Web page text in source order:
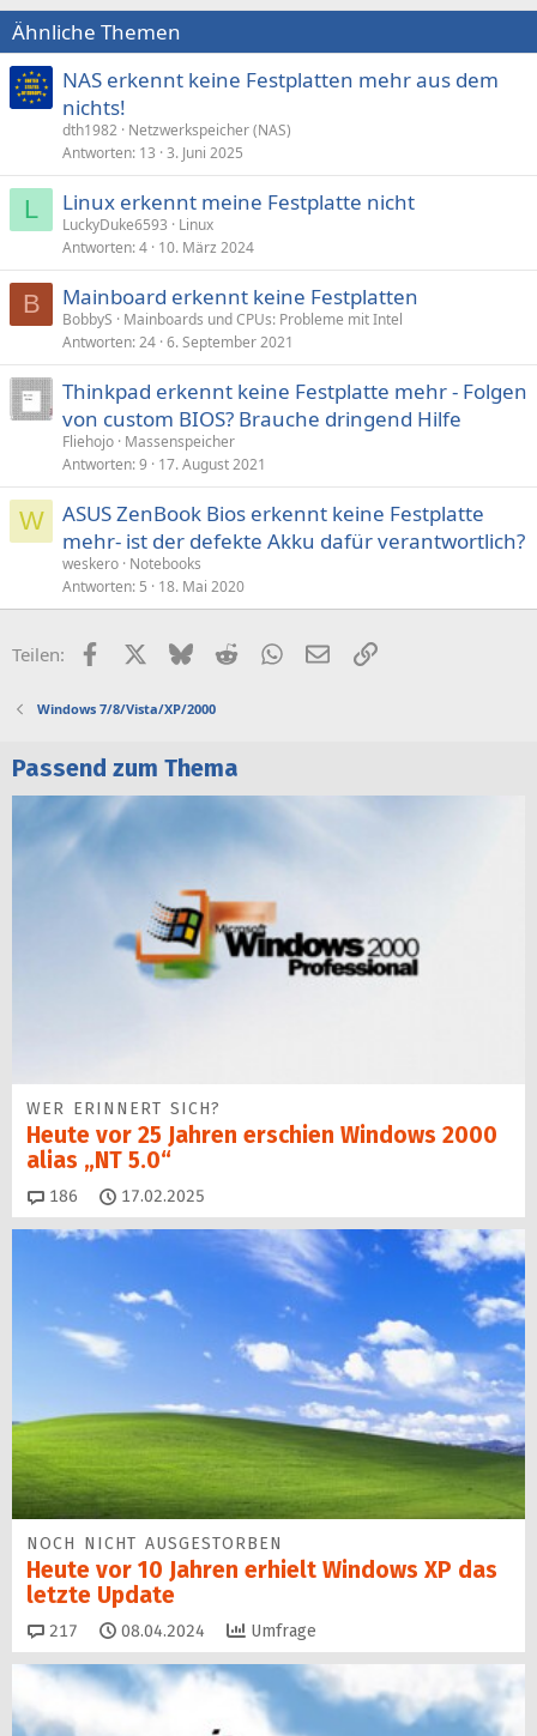
Ähnliche Themen
NAS erkennt keine Festplatten mehr aus dem
nichts!
dth1982 Netzwerkspeicher (NAS)
Antworten 13 3. Juni 2025
L Linux erkennt meine Festplatte nicht
LuckyDuke6593
Linux
Antworten 4 10. März 2024
B Mainboard erkennt keine Festplatten
BobbyS
Mainboards und CPUs: Probleme mit Intel
Antworten 24 6. September 2021
Thinkpad erkennt keine Festplatte mehr - Folgen
von custom BIOS? Brauche dringend Hilfe
Fliehojo Massenspeicher
Antworten 9 17. August 2021
W
ASUS ZenBook Bios erkennt keine Festplatte
mehr- ist der defekte Akku dafür verantwortlich?
weskero Notebooks
Antworten 5 18. Mai 2020
Teilen: FacebookX (Twitter)
BlueskyRedditWhatsApp
E-MailLink
Windows 7/8/Vista/XP/2000
Passend zum Thema
WER ERINNERT SICH?
Heute vor 25 Jahren erschien Windows 2000
alias „NT 5.0“
186 Kommentare
17.02.2025
NOCH NICHT AUSGESTORBEN
Heute vor 10 Jahren erhielt Windows XP das
letzte Update
217 Kommentare
08.04.2024 Umfrage